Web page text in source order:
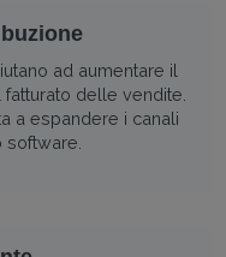
ad aumentare il
delle vendite.
a espandere i canali